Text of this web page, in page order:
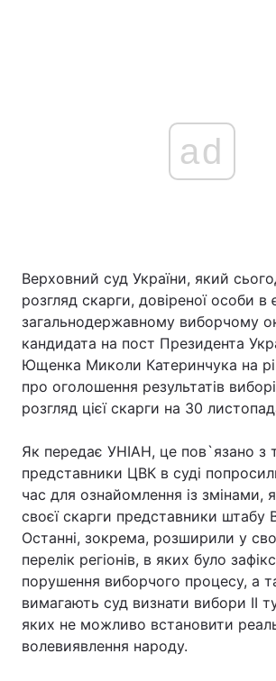
Головна Війна
Україна Політика
Економіка
ad
Верховний суд України, який
розгляд скарги, довіреної особи
загальнодержавному виборчому
кандидата на пост Президента
Ющенка Миколи Катеринчука на
про оголошення результатів
розгляд цієї скарги на 30
Як передає УНІАН, це пов`язано з
представники ЦВК в суді
час для ознайомлення із змінами,
своєї скарги представники
Останні, зокрема, розширили у
перелік регіонів, в яких було
порушення виборчого процесу, а
вимагають суд визнати вибори ІІ
яких не можливо встановити
волевиявлення народу.